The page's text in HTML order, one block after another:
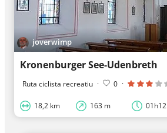
joverwimp
Kronenburger See-Udenbreth
Ruta ciclista recreatiu · 0 ·
18,2 km 163 m 01h12